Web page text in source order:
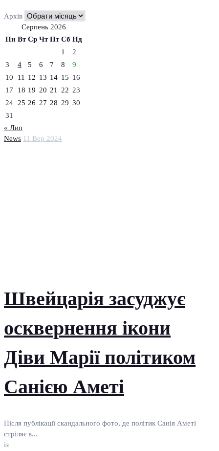
News 11 Вер 2024
Швейцарія засуджує
осквернення ікони
Діви Марії політиком
Санією Аметі
Після публікації скандального фото, де політик Санія Аметі
стріляє в...
із
Архів
Серпень 2026
Пн Вт Ср Чт Пт Сб Нд
1
2
3
4 5 6 7 8
9
10
11 12 13 14 15 16
17
18 19 20 21 22 23
24
25 26 27 28 29 30
31
« Лип